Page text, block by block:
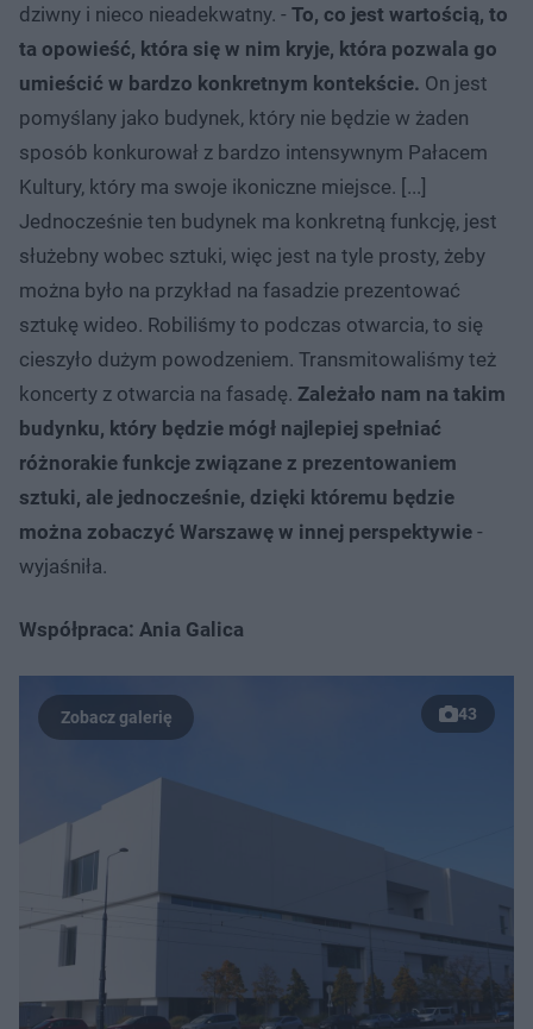
dziwny i nieco nieadekwatny. - To, co jest wartością, to
ta opowieść, która się w nim kryje, która pozwala go
umieścić w bardzo konkretnym kontekście. On jest
pomyślany jako budynek, który nie będzie w żaden
sposób konkurował z bardzo intensywnym Pałacem
Kultury, który ma swoje ikoniczne miejsce. [...]
Jednocześnie ten budynek ma konkretną funkcję, jest
służebny wobec sztuki, więc jest na tyle prosty, żeby
można było na przykład na fasadzie prezentować
sztukę wideo. Robiliśmy to podczas otwarcia, to się
cieszyło dużym powodzeniem. Transmitowaliśmy też
koncerty z otwarcia na fasadę. Zależało nam na takim
budynku, który będzie mógł najlepiej spełniać
różnorakie funkcje związane z prezentowaniem
sztuki, ale jednocześnie, dzięki któremu będzie
można zobaczyć Warszawę w innej perspektywie -
wyjaśniła.
Współpraca: Ania Galica
43